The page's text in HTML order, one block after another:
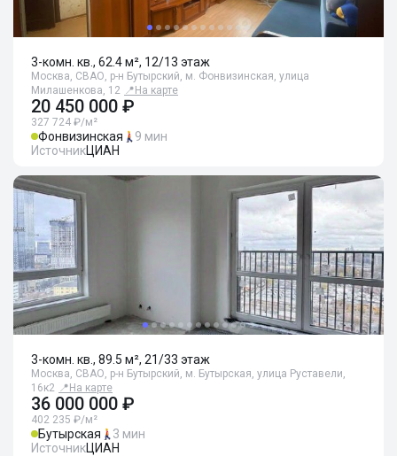
3-комн. кв., 62.4 м², 12/13 этаж
Москва, СВАО, р-н Бутырский, м. Фонвизинская, улица
Милашенкова, 12 📍 На карте
20 450 000 ₽
327 724 ₽/м²
Фонвизинская
9 мин
ИсточникЦИАН
3-комн. кв., 89.5 м², 21/33 этаж
Москва, СВАО, р-н Бутырский, м. Бутырская, улица Руставели,
16к2 📍 На карте
36 000 000 ₽
402 235 ₽/м²
Бутырская
3 мин
ИсточникЦИАН